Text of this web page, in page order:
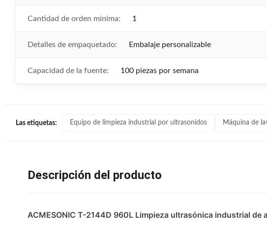
Cantidad de orden mínima: 1
Detalles de empaquetado: Embalaje personalizable
Capacidad de la fuente: 100 piezas por semana
Las etiquetas: Equipo de limpieza industrial por ultrasonidos Máquina de
Descripción del producto
ACMESONIC T-2144D 960L Limpieza ultrasónica industrial